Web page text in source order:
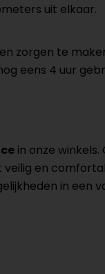
uit elkaar.
zorgen te
eens 4 uur
in onze
en
in een